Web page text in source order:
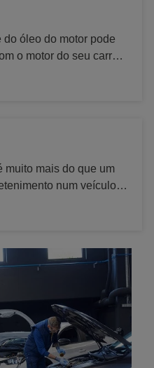
óleo do motor pode
o motor do seu carro
do motor, é importante
oferecemos-lhe
muito mais do que um
num veículo;
contribui para a
tecnologia de
vez mais
gama alargada de
a melhor tecnologia é
nos e descubra